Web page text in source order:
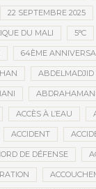
22 SEPTEMBRE 2025
DU MALI 5°C
64ÈME
ACCÈS À L’EAU
ACCIDENT
DE DÉFENSE